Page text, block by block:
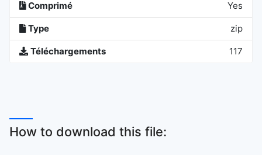
Comprimé Yes
Type zip
Téléchargements 117
How to download this file: